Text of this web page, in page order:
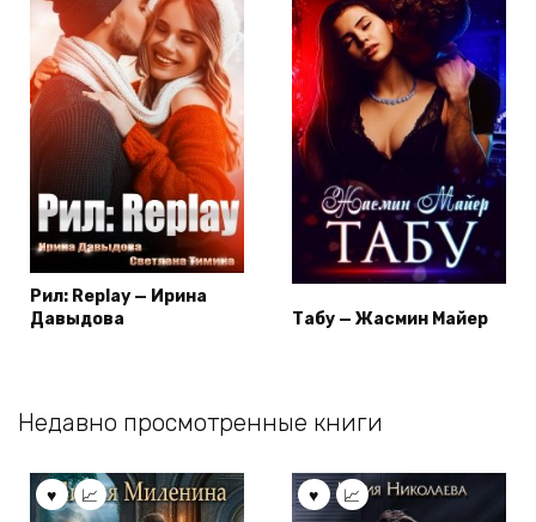
Рил: Replay — Ирина
Давыдова
Табу — Жасмин Майер
Недавно просмотренные книги